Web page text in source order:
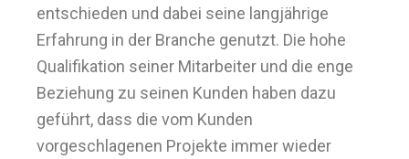
entschieden und dabei seine langjährige
Erfahrung in der Branche genutzt. Die hohe
Qualifikation seiner Mitarbeiter und die enge
Beziehung zu seinen Kunden haben dazu
geführt, dass die vom Kunden
vorgeschlagenen Projekte immer wieder